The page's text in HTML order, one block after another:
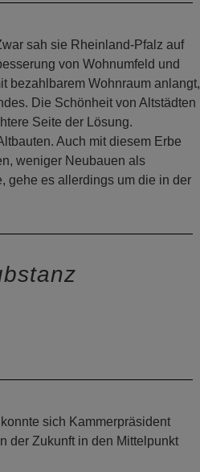
sah sie Rheinland-Pfalz auf
von Wohnumfeld und
bezahlbarem Wohnraum anlangt,
Die Schönheit von Altstädten
Seite der Lösung.
Auch mit diesem Erbe
weniger Neubauen als
gehe es allerdings um die in der
sich Kammerpräsident
der Zukunft in den Mittelpunkt